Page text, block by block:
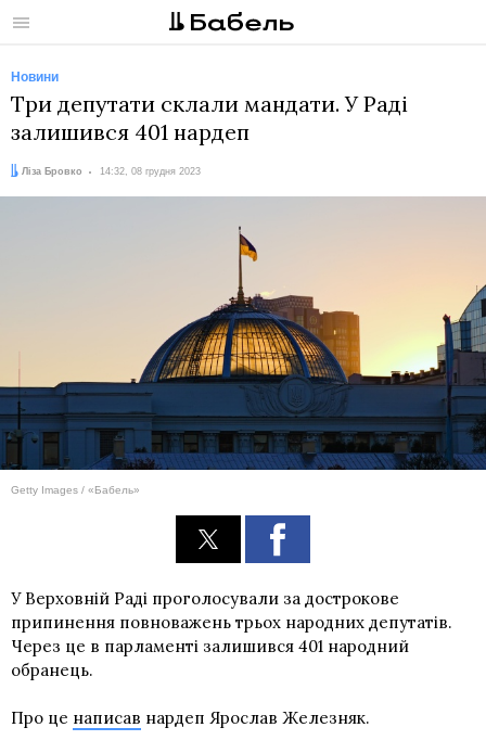
Меню
Новини
Три депутати склали мандати. У Раді
залишився 401 нардеп
Автор:
Ліза Бровко
Дата: 14:32, 08 грудня 2023
Getty Images / «Бабель»
У Верховній Раді проголосували за дострокове
припинення повноважень трьох народних депутатів.
Через це в парламенті залишився 401 народний
обранець.
Про це написав нардеп Ярослав Железняк.